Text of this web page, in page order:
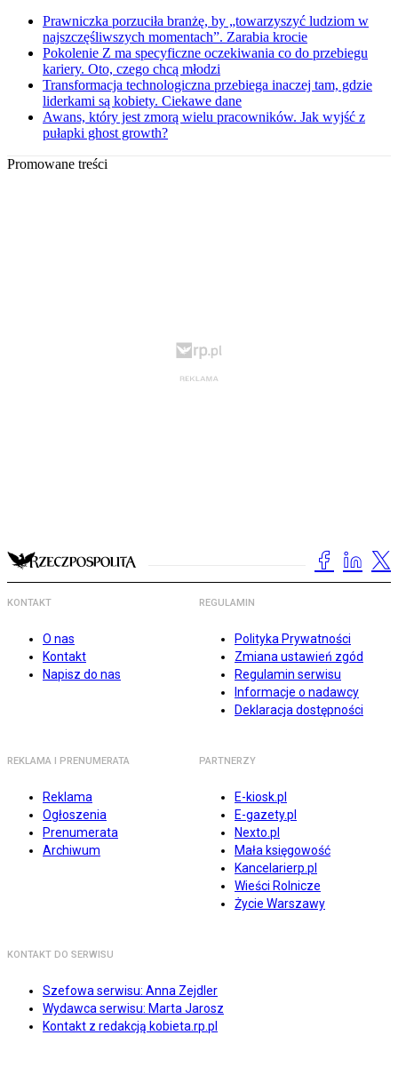
Prawniczka porzuciła branżę, by „towarzyszyć ludziom w
najszczęśliwszych momentach”. Zarabia krocie
Pokolenie Z ma specyficzne oczekiwania co do przebiegu
kariery. Oto, czego chcą młodzi
Transformacja technologiczna przebiega inaczej tam, gdzie
liderkami są kobiety. Ciekawe dane
Awans, który jest zmorą wielu pracowników. Jak wyjść z
pułapki ghost growth?
Promowane treści
KONTAKT
O nas
Kontakt
Napisz do nas
REGULAMIN
Polityka Prywatności
Zmiana ustawień zgód
Regulamin serwisu
Informacje o nadawcy
Deklaracja dostępności
REKLAMA I PRENUMERATA
Reklama
Ogłoszenia
Prenumerata
Archiwum
PARTNERZY
E-kiosk.pl
E-gazety.pl
Nexto.pl
Mała księgowość
Kancelarierp.pl
Wieści Rolnicze
Życie Warszawy
KONTAKT DO SERWISU
Szefowa serwisu: Anna Zejdler
Wydawca serwisu: Marta Jarosz
Kontakt z redakcją kobieta.rp.pl